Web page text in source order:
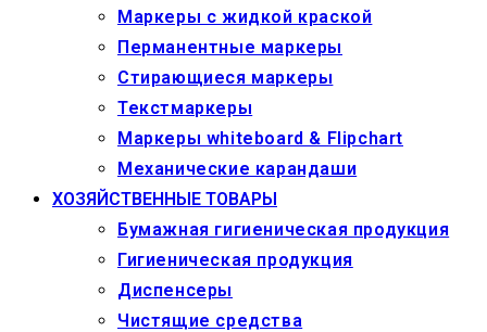
Маркеры c жидкой краской
Перманентные маркеры
Стирающиеся маркеры
Текстмаркеры
Маркеры whiteboard & Flipchart
Механические карандаши
ХОЗЯЙСТВЕННЫЕ ТОВАРЫ
Бумажная гигиеническая продукция
Гигиеническая продукция
Диспенсеры
Чистящие средства